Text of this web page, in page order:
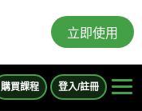
立即使用
購買課程 登入/註冊